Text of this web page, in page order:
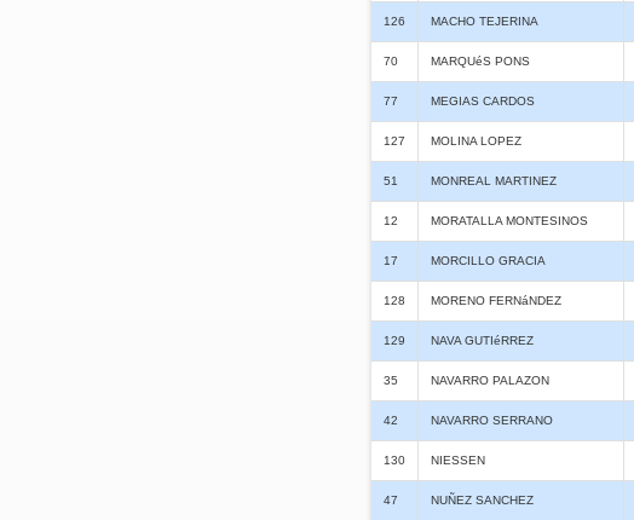
126 MACHO TEJERINA
70 MARQUéS PONS
77 MEGIAS CARDOS
127 MOLINA LOPEZ
51 MONREAL MARTINEZ
12 MORATALLA MONTESINOS
17 MORCILLO GRACIA
128 MORENO FERNáNDEZ
129 NAVA GUTIéRREZ
35 NAVARRO PALAZON
42 NAVARRO SERRANO
130 NIESSEN
47 NUÑEZ SANCHEZ